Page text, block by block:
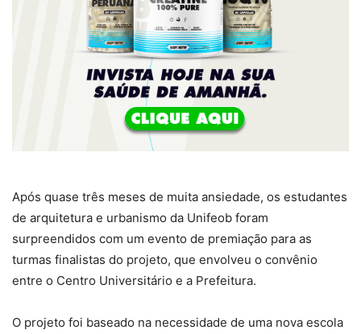
Após quase três meses de muita ansiedade, os estudantes
de arquitetura e urbanismo da Unifeob foram
surpreendidos com um evento de premiação para as
turmas finalistas do projeto, que envolveu o convênio
entre o Centro Universitário e a Prefeitura.
O projeto foi baseado na necessidade de uma nova escola